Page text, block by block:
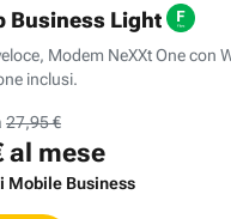
Business Light
Modem NeXXt One con
inclusi.
27,95 €
al mese
Mobile Business